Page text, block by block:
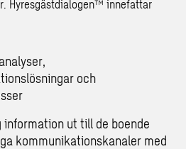
Hyresgästdialogen™ innefattar
och
information ut till de boende
kommunikationskanaler med